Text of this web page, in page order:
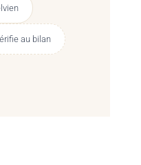
au bilan